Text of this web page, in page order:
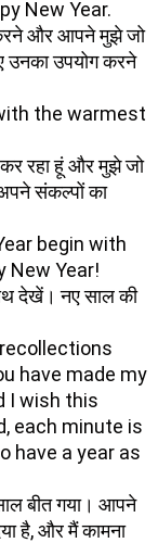
New Year.
और आपने मुझे जो
उनका उपयोग करने
the warmest
रहा हूं और मुझे जो
संकल्पों का
begin with
New Year!
देखें। नए साल की
have made my
I wish this
each minute is
have a year as
बीत गया। आपने
है, और मैं कामना